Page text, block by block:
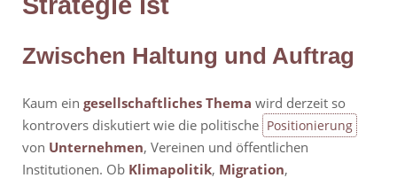
Strategie ist
Zwischen Haltung und Auftrag
Kaum ein gesellschaftliches Thema wird derzeit so
kontrovers diskutiert wie die politische Positionierung
von Unternehmen, Vereinen und öffentlichen
Institutionen. Ob Klimapolitik, Migration,